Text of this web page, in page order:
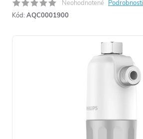
Neohodnotené
Kód: AQC0001900